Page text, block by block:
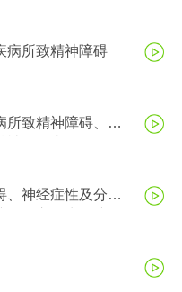
病所致精神障碍
所致精神障碍、精
、神经症性及分离